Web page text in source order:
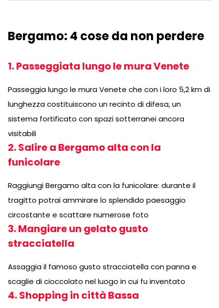
Bergamo: 4 cose da non perdere
1. Passeggiata lungo le mura Venete
Passeggia lungo le mura Venete che con i loro 5,2 km di
lunghezza costituiscono un recinto di difesa, un
sistema fortificato con spazi sotterranei ancora
visitabili
2. Salire a Bergamo alta con la
funicolare
Raggiungi Bergamo alta con la funicolare: durante il
tragitto potrai ammirare lo splendido paesaggio
circostante e scattare numerose foto
3. Mangiare un gelato gusto
stracciatella
Assaggia il famoso gusto stracciatella con panna e
scaglie di cioccolato nel luogo in cui fu inventato
4. Shopping in città Bassa